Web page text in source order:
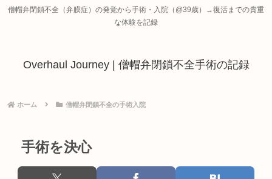
僧帽弁閉鎖不全（弁膜症）の発覚から手術・入院（@39歳）→復活までの貴重
な体験を記録
Overhaul Journey | 僧帽弁閉鎖不全手術の記録
ホーム 僧帽弁閉鎖不全の手術入院
手術を決心